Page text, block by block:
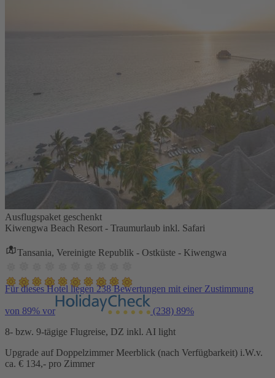
Ausflugspaket geschenkt
Kiwengwa Beach Resort - Traumurlaub inkl. Safari
Tansania, Vereinigte Republik - Ostküste - Kiwengwa
Für dieses Hotel liegen 238 Bewertungen mit einer Zustimmung
von 89% vor (238) 89%
8- bzw. 9-tägige Flugreise, DZ inkl. AI light
Upgrade auf Doppelzimmer Meerblick (nach Verfügbarkeit) i.W.v.
ca. € 134,- pro Zimmer